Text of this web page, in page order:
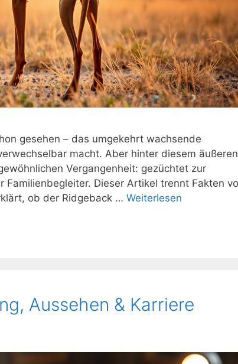
gesehen – das umgekehrt wachsende
macht. Aber hinter diesem äußeren
Vergangenheit: gezüchtet zur
Dieser Artikel trennt Fakten
ob der Ridgeback … Weiterlesen
Aussehen & Karriere